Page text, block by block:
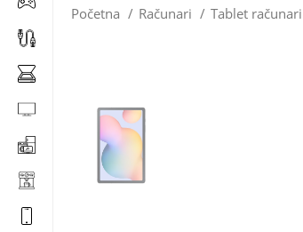
Početna Računari Tablet računari